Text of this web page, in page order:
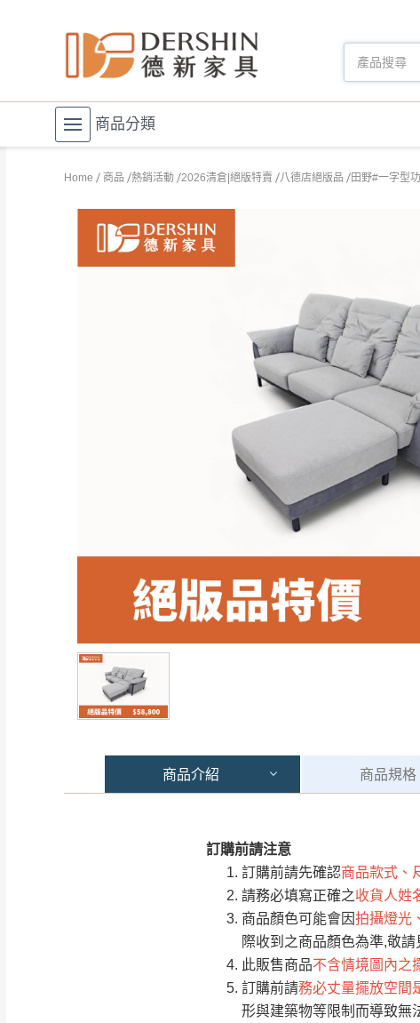
商品分類
Home 商品 熱銷活動 2026清倉|絕版特賣 八德店絕版品 田野#一字型
商品介紹 商品規格
訂購前請注意
訂購前請先確認商品款式、
請務必填寫正確之收貨人姓
商品顏色可能會因拍攝燈光
際收到之商品顏色為準,敬請
此販售商品不含情境圖內之
訂購前請務必丈量擺放空間
形與建築物等限制而導致無
運送地區
桃園
注意事項：
由於品項繁多，網
認商品是否有「現
若商品價格或庫存有異
接單後二日內(不含
（線上客服 LINE →
下單前先詢問是否